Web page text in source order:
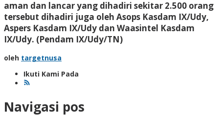
aman dan lancar yang dihadiri sekitar 2.500 orang
tersebut dihadiri juga oleh Asops Kasdam IX/Udy,
Aspers Kasdam IX/Udy dan Waasintel Kasdam
IX/Udy. (Pendam IX/Udy/TN)
oleh targetnusa
Ikuti Kami Pada
Navigasi pos